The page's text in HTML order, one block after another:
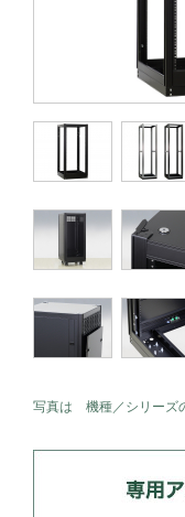
写真は 機種／シリーズ